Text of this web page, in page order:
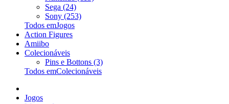
Sega (24)
Sony (253)
Todos emJogos
Action Figures
Amiibo
Colecionáveis
Pins e Bottons (3)
Todos emColecionáveis
Jogos